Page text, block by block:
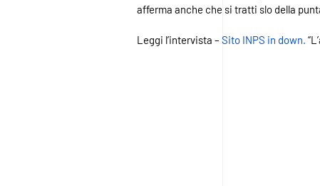
afferma anche che si tratti slo della
Leggi l’intervista –Sito INPS in down.